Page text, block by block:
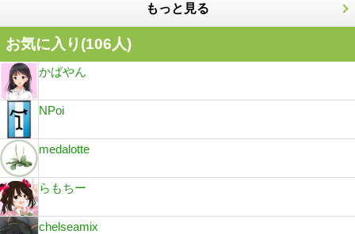
もっと見る
お気に入り(106人)
かばやん
NPoi
medalotte
らもちー
chelseamix